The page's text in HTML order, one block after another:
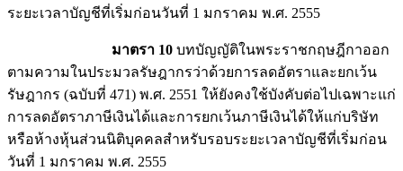
ระยะเวลาบัญชีที่เริ่มก่อนวันที่ 1 มกราคม พ.ศ. 2555
มาตรา 10 บทบัญญัติในพระราชกฤษฎีกาออก
ตามความในประมวลรัษฎากรว่าด้วยการลดอัตราและยกเว้น
รัษฎากร (ฉบับที่ 471) พ.ศ. 2551 ให้ยังคงใช้บังคับต่อไปเฉพาะแก่
การลดอัตราภาษีเงินได้และการยกเว้นภาษีเงินได้ให้แก่บริษัท
หรือห้างหุ้นส่วนนิติบุคคลสำหรับรอบระยะเวลาบัญชีที่เริ่มก่อน
วันที่ 1 มกราคม พ.ศ. 2555